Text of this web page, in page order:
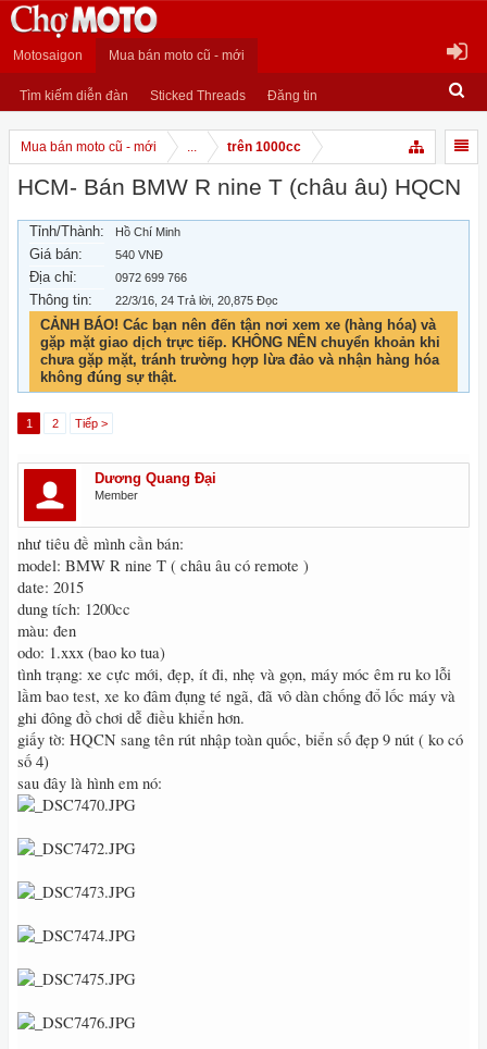
Motosaigon Mua bán moto cũ - mới
Tìm kiếm diễn đàn Sticked Threads Đăng tin
Mua bán moto cũ - mới ... trên 1000cc
HCM- Bán BMW R nine T (châu âu) HQCN
Tỉnh/Thành: Hồ Chí Minh
Giá bán: 540 VNĐ
Địa chỉ: 0972 699 766
Thông tin: 22/3/16 , 24 Trả lời, 20,875 Đọc
CẢNH BÁO! Các bạn nên đến tận nơi xem xe (hàng hóa) và
gặp mặt giao dịch trực tiếp. KHÔNG NÊN chuyển khoản khi
chưa gặp mặt, tránh trường hợp lừa đảo và nhận hàng hóa
không đúng sự thật.
1 2 Tiếp >
Dương Quang Đại
Member
như tiêu đề mình cần bán:
model: BMW R nine T ( châu âu có remote )
date: 2015
dung tích: 1200cc
màu: đen
odo: 1.xxx (bao ko tua)
tình trạng: xe cực mới, đẹp, ít đi, nhẹ và gọn, máy móc êm ru ko lỗi
lầm bao test, xe ko đâm đụng té ngã, đã vô dàn chống đổ lốc máy và
ghi đông đồ chơi dễ điều khiển hơn.
giấy tờ: HQCN sang tên rút nhập toàn quốc, biển số đẹp 9 nút ( ko có
số 4)
sau đây là hình em nó: